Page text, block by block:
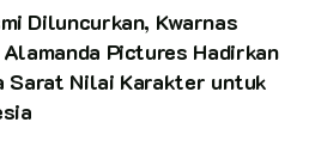
Diluncurkan, Kwarnas
Alamanda Pictures Hadirkan
Sarat Nilai Karakter untuk